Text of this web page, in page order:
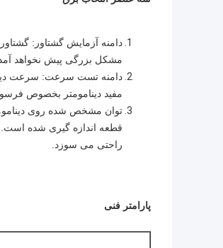
دامنه آزمایش گشتاور:
مشکل بزرگی پیش نخواهد
دامنه تست سرعت: سرعت
مفید دینامومتر بخصوص
توان مشخص شده روی
قطعه اندازه گیری شده
راحتی می سوزد.
پارامتر فنی